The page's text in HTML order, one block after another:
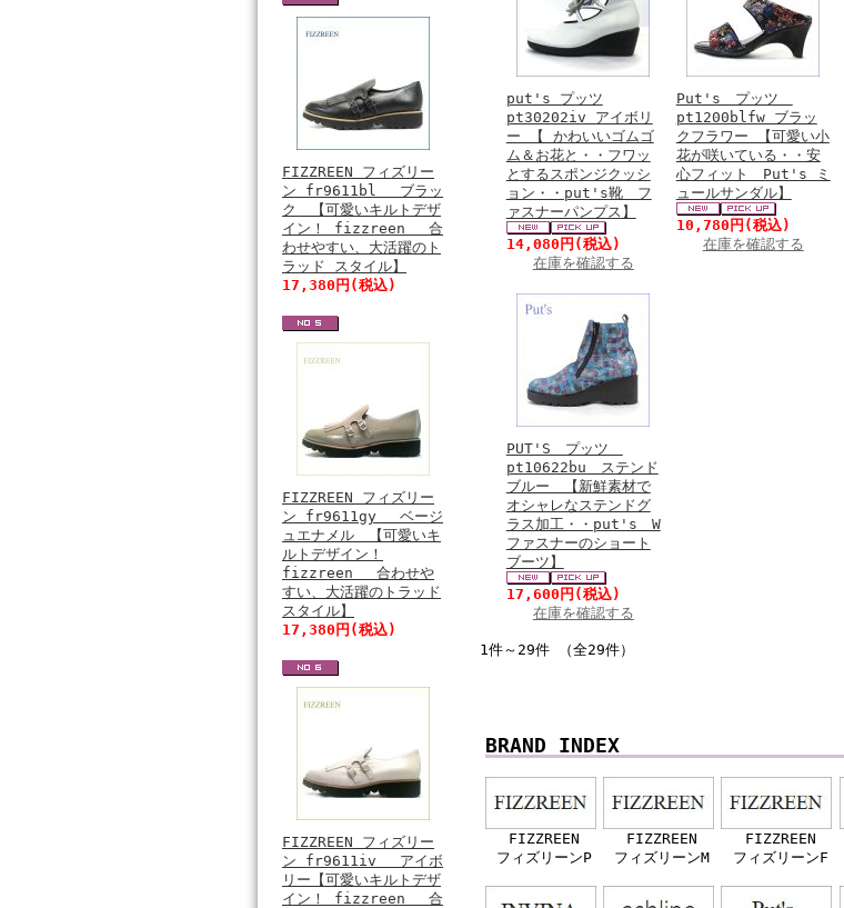
FIZZREEN フィズリー
ン fr9611bl ブラッ
ク 【可愛いキルトデザ
イン！ fizzreen 合
わせやすい、大活躍のト
ラッド スタイル】
17,380円(税込)
FIZZREEN フィズリー
ン fr9611gy ベージ
ュエナメル 【可愛いキ
ルトデザイン！
fizzreen 合わせや
すい、大活躍のトラッド
スタイル】
17,380円(税込)
FIZZREEN フィズリー
ン fr9611iv アイボ
リー【可愛いキルトデザ
イン！ fizzreen 合
put's プッツ
pt30202iv アイボリ
ー 【 かわいいゴムゴ
ム＆お花と・・フワッ
とするスポンジクッシ
ョン・・put's靴 フ
ァスナーパンプス】
14,080円 (税込)
在庫を確認する
Put's プッツ
pt1200blfw ブラッ
クフラワー 【可愛い小
花が咲いている・・安
心フィット Put's ミ
ュールサンダル】
10,780円 (税込)
在庫を確認する
PUT'S プッツ
pt10622bu ステンド
ブルー 【新鮮素材で
オシャレなステンドグ
ラス加工・・put's W
ファスナーのショート
ブーツ】
17,600円 (税込)
在庫を確認する
1件～29件 （全29件）
BRAND INDEX
FIZZREEN
フィズリーンP
FIZZREEN
フィズリーンM
FIZZREEN
フィズリーンF